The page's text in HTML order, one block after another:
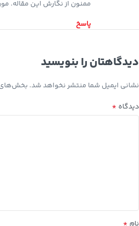
ممنون از نگارش این مقاله.
پاسخ
دیدگاهتان را بنویسید
نشانی ایمیل شما منتشر نخواهد شد. بخش‌های
دیدگاه *